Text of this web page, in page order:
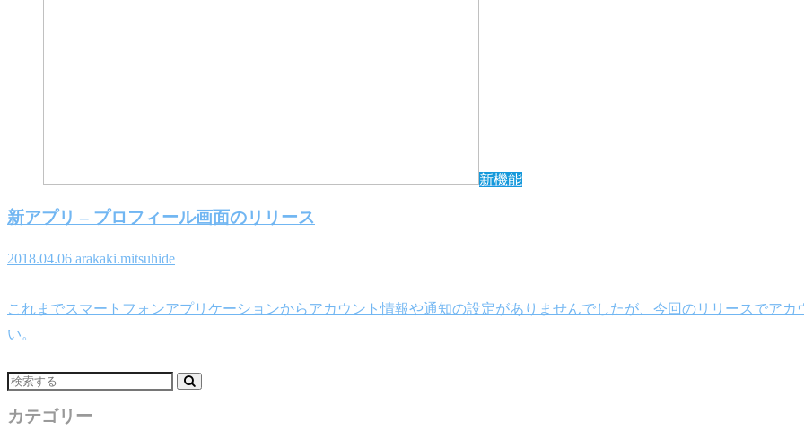
新機能
新アプリ – プロフィール画面のリリース
2018.04.06 arakaki.mitsuhide
これまでスマートフォンアプリケーションからアカウント情報や通知の設定がありませんでしたが、今回のリリースでア
い。
カテゴリー